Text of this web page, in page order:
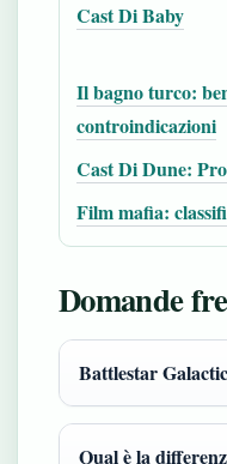
Cast Di Baby
Il bagno turco:
controindicazioni
Cast Di Dune:
Film mafia:
Domande
Battlestar
Qual è la